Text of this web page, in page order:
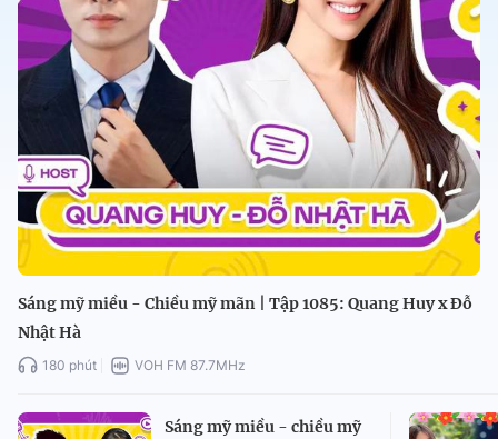
Sáng mỹ miều - Chiều mỹ mãn | Tập 1085: Quang Huy x Đỗ
Nhật Hà
180 phút VOH FM 87.7MHz
Sáng mỹ miều - chiều mỹ